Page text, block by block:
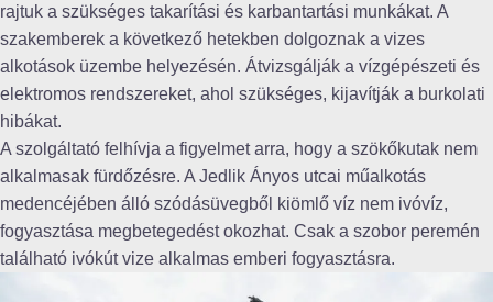
rajtuk a szükséges takarítási és karbantartási munkákat. A
szakemberek a következő hetekben dolgoznak a vizes
alkotások üzembe helyezésén. Átvizsgálják a vízgépészeti és
elektromos rendszereket, ahol szükséges, kijavítják a burkolati
hibákat.
A szolgáltató felhívja a figyelmet arra, hogy a szökőkutak nem
alkalmasak fürdőzésre. A Jedlik Ányos utcai műalkotás
medencéjében álló szódásüvegből kiömlő víz nem ivóvíz,
fogyasztása megbetegedést okozhat. Csak a szobor peremén
található ivókút vize alkalmas emberi fogyasztásra.